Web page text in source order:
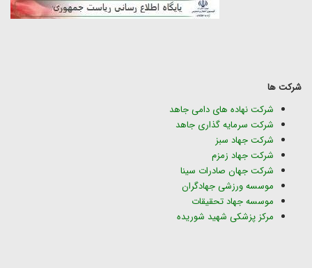
شرکت ها
شرکت نهاده های دامی جاهد
شرکت سرمایه گذاری جاهد
شرکت جهاد سبز
شرکت جهاد زمزم
شرکت جهان صادرات سینا
موسسه ورزشی جهادگران
موسسه جهاد تحقیقات
مرکز پزشکی شهید شوریده